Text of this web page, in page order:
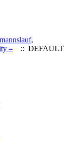
–
:: DEFAULT